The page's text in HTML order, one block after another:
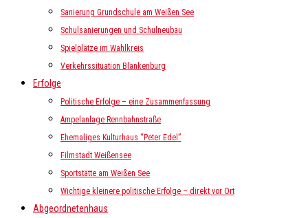
Sanierung Grundschule am Weißen See
Schulsanierungen und Schulneubau
Spielplätze im Wahlkreis
Verkehrssituation Blankenburg
Erfolge
Politische Erfolge – eine Zusammenfassung
Ampelanlage Rennbahnstraße
Ehemaliges Kulturhaus “Peter Edel”
Filmstadt Weißensee
Sportstätte am Weißen See
Wichtige kleinere politische Erfolge – direkt vor Ort
Abgeordnetenhaus